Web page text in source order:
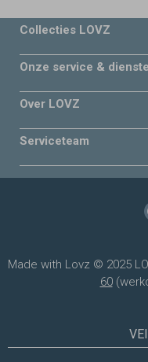
Collecties LOVZ
Onze service &
Over LOVZ
Serviceteam
Made with Lovz © 2025
60